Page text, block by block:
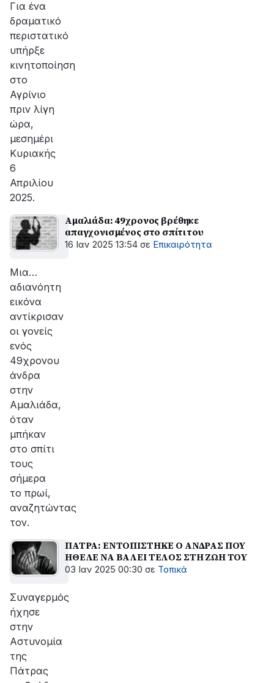
Για ένα
δραματικό
περιστατικό
υπήρξε
κινητοποίηση
στο
Αγρίνιο
πριν λίγη
ώρα,
μεσημέρι
Κυριακής
6
Απριλίου
2025.
Αμαλιάδα: 49χρονος βρέθηκε
απαγχονισμένος στο σπίτι του
16 Ιαν 2025 13:54 σε Επικαιρότητα
Μια…
αδιανόητη
εικόνα
αντίκρισαν
οι γονείς
ενός
49χρονου
άνδρα
στην
Αμαλιάδα,
όταν
μπήκαν
στο σπίτι
τους
σήμερα
το πρωί,
αναζητώντας
τον.
ΠΑΤΡΑ: ΕΝΤΟΠΙΣΤΗΚΕ Ο ΑΝΔΡΑΣ ΠΟΥ
ΗΘΕΛΕ ΝΑ ΒΑΛΕΙ ΤΕΛΟΣ ΣΤΗ ΖΩΗ ΤΟΥ
03 Ιαν 2025 00:30 σε Τοπικά
Συναγερμός
ήχησε
στην
Αστυνομία
της
Πάτρας